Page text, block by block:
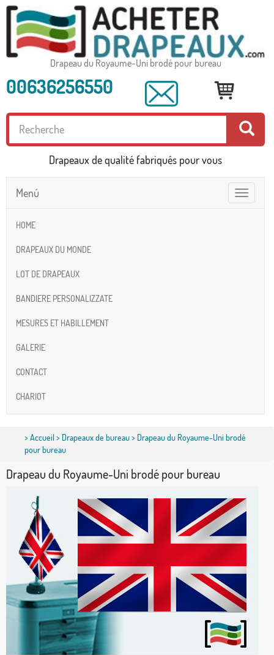
Drapeau du Royaume-Uni brodé pour bureau
00636256550
Drapeaux de qualité fabriqués pour vous
Toggle
navigation
Menú
HOME
DRAPEAUX DU MONDE
LOT DE DRAPEAUX
BANDIERE PERSONALIZZATE
MESURES ET HABILLEMENT
GALERIE
CONTACT
CHARIOT
>Accueil> Drapeaux de bureau> Drapeau du Royaume-Uni brodé
pour bureau
Drapeau du Royaume-Uni brodé pour bureau